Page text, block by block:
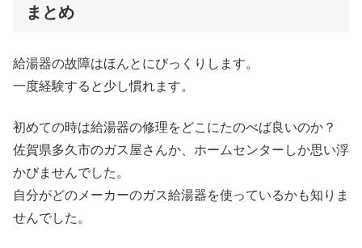
まとめ
給湯器の故障はほんとにびっくりします。
一度経験すると少し慣れます。
初めての時は給湯器の修理をどこにたのべば良いのか？
佐賀県多久市のガス屋さんか、ホームセンターしか思い浮
かびませんでした。
自分がどのメーカーのガス給湯器を使っているかも知りま
せんでした。